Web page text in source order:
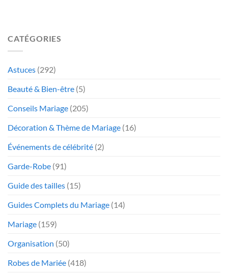
CATÉGORIES
Astuces (292)
Beauté & Bien-être (5)
Conseils Mariage (205)
Décoration & Thème de Mariage (16)
Événements de célébrité (2)
Garde-Robe (91)
Guide des tailles (15)
Guides Complets du Mariage (14)
Mariage (159)
Organisation (50)
Robes de Mariée (418)